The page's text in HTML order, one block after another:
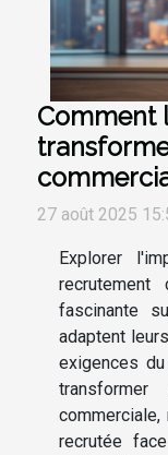
Comment
27 août 2025
Explorer
recrutement
fascinante
adaptent
exigences
recrutée